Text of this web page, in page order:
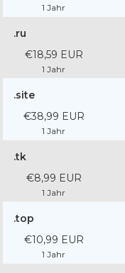
1 Jahr
.ru
€18,59 EUR
1 Jahr
.site
€38,99 EUR
1 Jahr
.tk
€8,99 EUR
1 Jahr
.top
€10,99 EUR
1 Jahr